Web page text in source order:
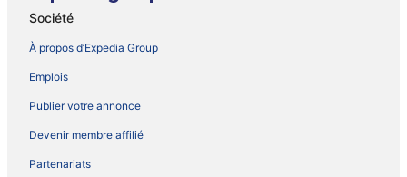
Société
À propos d’Expedia Group
Emplois
Publier votre annonce
Devenir membre affilié
Partenariats